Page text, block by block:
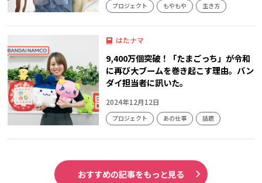
プロジェクト もやもや 生き方
はたナマ
9,400万個突破！「たまごっち」が令和
に再び大ブームを巻き起こす理由。バン
ダイ担当者に訊いた。
2024年12月12日
プロジェクト あの仕事 話題
おすすめの記事をもっと見る